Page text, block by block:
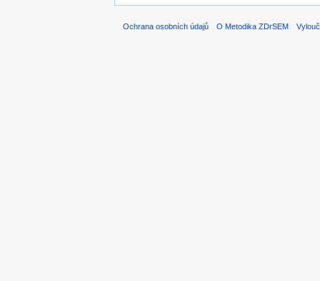
Ochrana osobních údajů O Metodika ZDrSEM